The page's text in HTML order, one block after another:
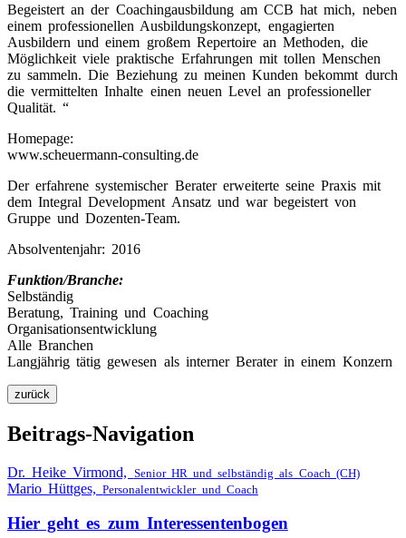
Begeistert an der Coachingausbildung am CCB hat mich, neben
einem professionellen Ausbildungskonzept, engagierten
Ausbildern und einem großem Repertoire an Methoden, die
Möglichkeit viele praktische Erfahrungen mit tollen Menschen
zu sammeln. Die Beziehung zu meinen Kunden bekommt durch
die vermittelten Inhalte einen neuen Level an professioneller
Qualität. “
Homepage:
www.scheuermann-consulting.de
Der erfahrene systemischer Berater erweiterte seine Praxis mit
dem Integral Development Ansatz und war begeistert von
Gruppe und Dozenten-Team.
Absolventenjahr: 2016
Funktion/Branche:
Selbständig
Beratung, Training und Coaching
Organisationsentwicklung
Alle Branchen
Langjährig tätig gewesen als interner Berater in einem Konzern
Beitrags-Navigation
Dr. Heike Virmond, Senior HR und selbständig als Coach (CH)
Mario Hüttges,Personalentwickler und Coach
Hier geht es zum Interessentenbogen